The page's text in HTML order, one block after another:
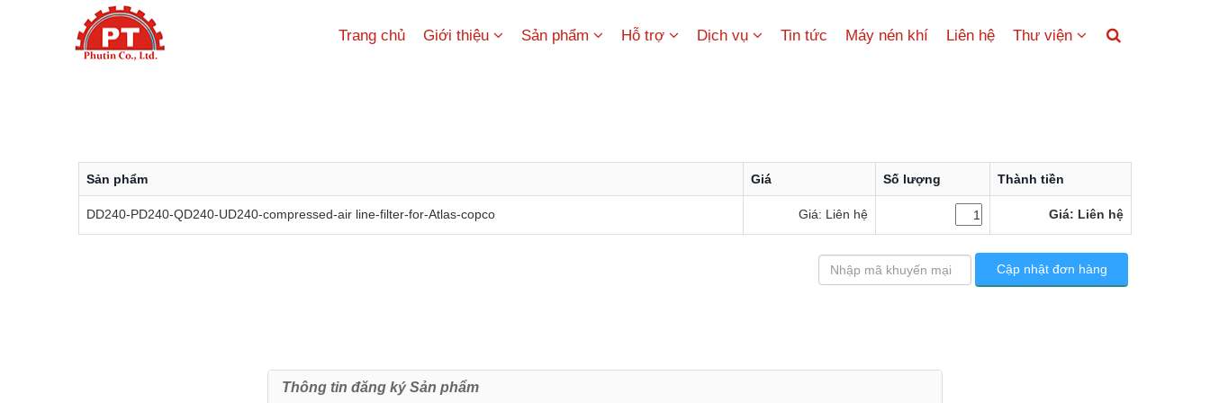
Trang chủ Giới thiệu Sản phẩm Hỗ trợ Dịch vụ Tin tức Máy nén khí Liên hệ Thư viện
Sản phẩm Giá Số lượng Thành tiền
DD240-PD240-QD240-UD240-compressed-air line-filter-for-Atlas-copco Giá: Liên hệ Giá: Liên hệ
Thông tin đăng ký Sản phẩm